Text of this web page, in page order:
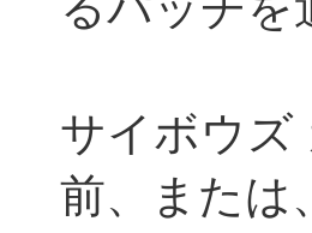
サイボウズ
前、または、